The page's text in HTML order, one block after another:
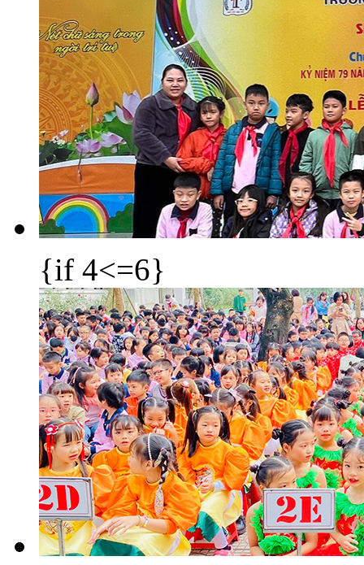
{if 4<=6}